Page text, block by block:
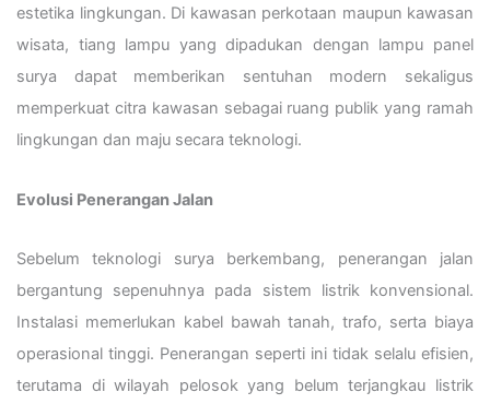
estetika lingkungan. Di kawasan perkotaan maupun kawasan
wisata, tiang lampu yang dipadukan dengan lampu panel
surya dapat memberikan sentuhan modern sekaligus
memperkuat citra kawasan sebagai ruang publik yang ramah
lingkungan dan maju secara teknologi.
Evolusi Penerangan Jalan
Sebelum teknologi surya berkembang, penerangan jalan
bergantung sepenuhnya pada sistem listrik konvensional.
Instalasi memerlukan kabel bawah tanah, trafo, serta biaya
operasional tinggi. Penerangan seperti ini tidak selalu efisien,
terutama di wilayah pelosok yang belum terjangkau listrik